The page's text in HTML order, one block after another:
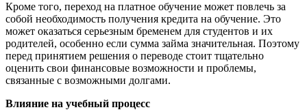
Кроме того, переход на платное обучение может повлечь за
собой необходимость получения кредита на обучение. Это
может оказаться серьезным бременем для студентов и их
родителей, особенно если сумма займа значительная. Поэтому
перед принятием решения о переводе стоит тщательно
оценить свои финансовые возможности и проблемы,
связанные с возможными долгами.
Влияние на учебный процесс